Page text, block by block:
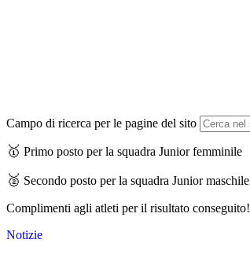
Campo di ricerca per le pagine del sito
🥇 Primo posto per la squadra Junior femminile
🥈 Secondo posto per la squadra Junior maschile
Complimenti agli atleti per il risultato conseguito!
Notizie